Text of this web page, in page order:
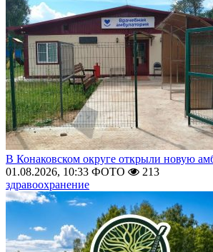
В Конаковском округе открыли новую
01.08.2026, 10:33 ФОТО
213
здравоохранение